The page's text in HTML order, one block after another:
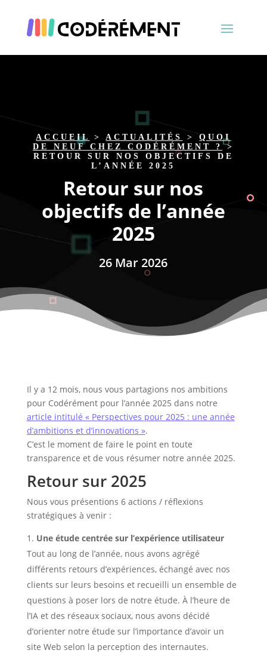
ACCUEIL >ACTUALITÉS >QUOI
DE NEUF CHEZ CODÉRÉMENT ? >
RETOUR SUR NOS OBJECTIFS DE
L’ANNÉE 2025
Retour sur nos
objectifs de l’année
2025
26 Mar 2026
Il y a 12 mois, nous vous partagions nos ambitions
pour Codérément pour l’année 2025 dans notre
article intitulé « Perspectives pour 2025 : une année
d’ambitions et d’innovations ».
C’est le moment de faire le point en toute
transparence et de vous résumer notre année 2025.
Retour sur 2025
Nous vous présentions 6 actions / réflexions
stratégiques à venir :
Une étude centrée sur l’expérience utilisateur
Tout au long de l’année, nous avons agrégé
différents retours d’expériences, échangé avec nos
clients sur leurs besoins et recueilli un ensemble de
questions à poser lors de notre étude. À l’heure de
l’IA et des réseaux sociaux, nous avons décidé
d’orienter notre étude sur l’importance d’avoir un
site Web selon la perception des internautes.